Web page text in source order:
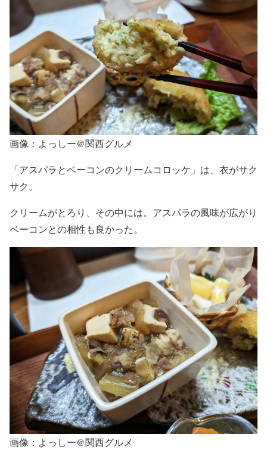
画像：よっしー@関西グルメ
「アスパラとベーコンのクリームコロッケ」は、衣がサク
サク。
クリームがとろり、その中には。アスパラの風味が広がり
ベーコンとの相性も良かった。
画像：よっしー@関西グルメ